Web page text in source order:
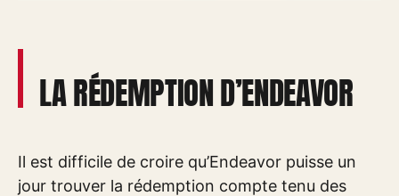
LA RÉDEMPTION D’ENDEAVOR
Il est difficile de croire qu’Endeavor puisse un
jour trouver la rédemption compte tenu des